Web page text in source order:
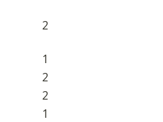
2
1
2
2
1